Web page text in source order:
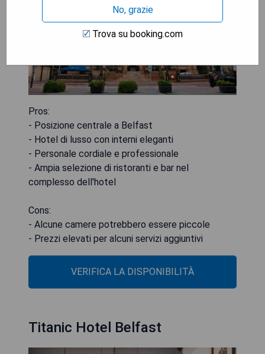
Pros:
- Posizione centrale a Belfast
- Hotel di lusso con interni eleganti
- Personale cordiale e professionale
- Ampia selezione di ristoranti e bar nel
complesso dell'hotel
Cons:
- Alcune camere potrebbero essere piccole
- Prezzi elevati per alcuni servizi aggiuntivi
VERIFICA LA DISPONIBILITÀ
Titanic Hotel Belfast
No, grazie
Trova su booking.com